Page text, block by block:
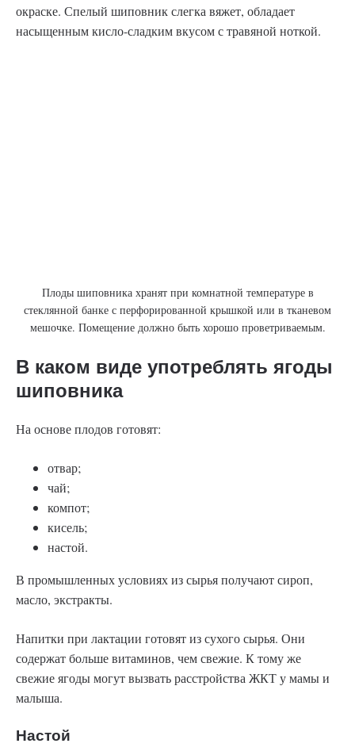
окраске. Спелый шиповник слегка вяжет, обладает
насыщенным кисло-сладким вкусом с травяной ноткой.
Плоды шиповника хранят при комнатной температуре в
стеклянной банке с перфорированной крышкой или в тканевом
мешочке. Помещение должно быть хорошо проветриваемым.
В каком виде употреблять ягоды
шиповника
На основе плодов готовят:
отвар;
чай;
компот;
кисель;
настой.
В промышленных условиях из сырья получают сироп,
масло, экстракты.
Напитки при лактации готовят из сухого сырья. Они
содержат больше витаминов, чем свежие. К тому же
свежие ягоды могут вызвать расстройства ЖКТ у мамы и
малыша.
Настой